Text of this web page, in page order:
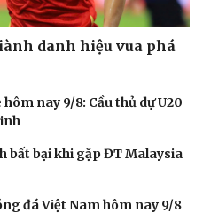
danh hiệu vua phá
nay 9/8: Cầu thủ dự U20
bất bại khi gặp ĐT Malaysia
đá Việt Nam hôm nay 9/8